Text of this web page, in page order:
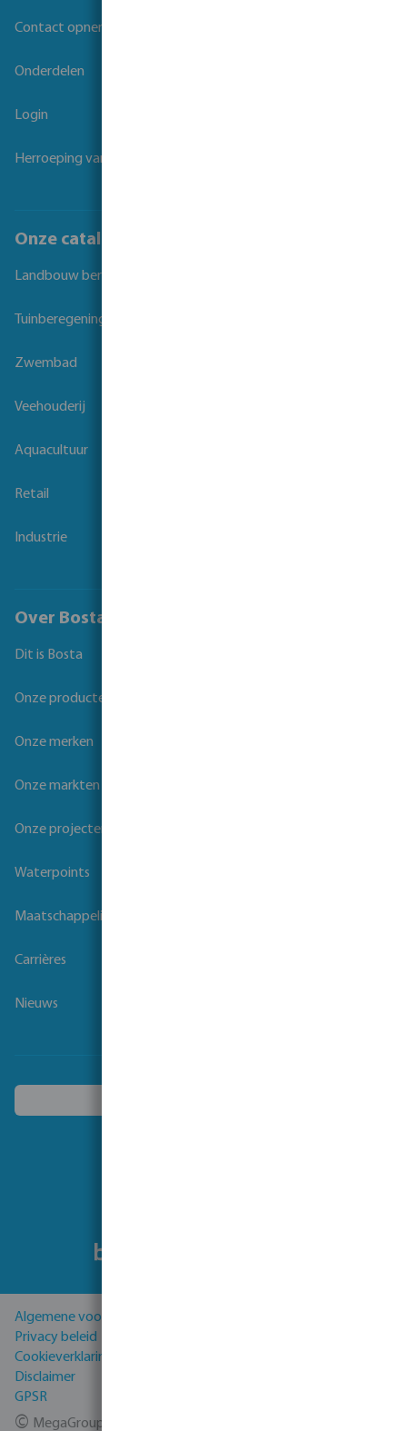
Contact opnemen
Onderdelen
Login
Herroeping van overeenkomst
Onze catalogi
Landbouw beregening
Tuinberegening
Zwembad
Veehouderij
Aquacultuur
Retail
Industrie
Over Bosta
Dit is Bosta
Onze producten
Onze merken
Onze markten
Onze projecten
Waterpoints
Maatschappelijk verantwoord ondernemen
Carrières
Nieuws
Algemene voorwaarden
Privacy beleid
Cookieverklaring
Disclaimer
GPSR
© MegaGroup Trade 2026